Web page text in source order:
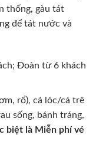
thống, gàu tát
để tát nước và
Đoàn từ 6 khách
rổ), cá lóc/cá trê
sống, bánh tráng,
biệt là Miễn phí vé